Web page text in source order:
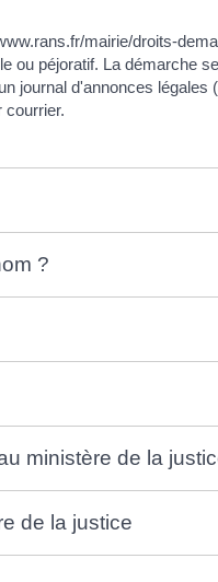
mairie/droits-
ou péjoratif. La démarche
journal d'annonces
courrier.
?
ministère de la
de la justice